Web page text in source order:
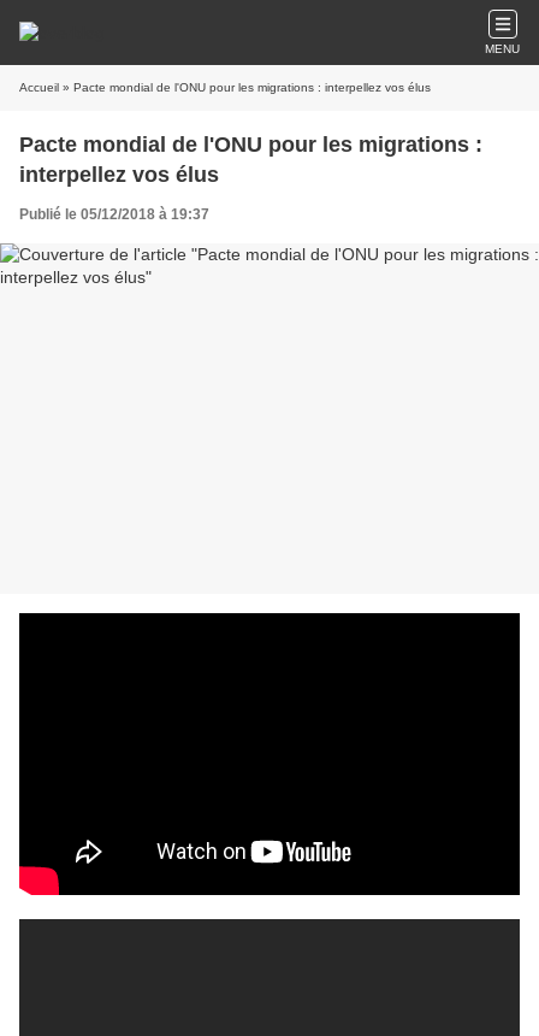
MENU
Accueil » Pacte mondial de l'ONU pour les migrations : interpellez vos élus
Pacte mondial de l'ONU pour les migrations :
interpellez vos élus
Publié le 05/12/2018 à 19:37